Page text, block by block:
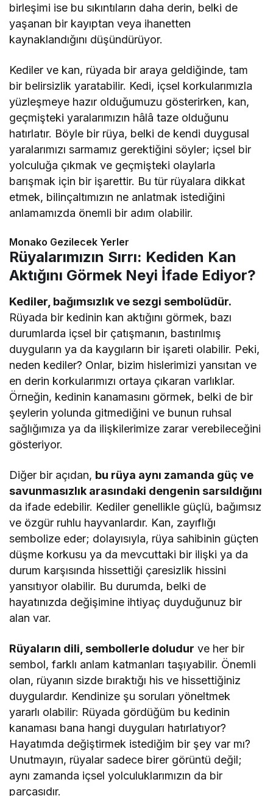
birleşimi ise bu sıkıntıların daha derin, belki de
yaşanan bir kayıptan veya ihanetten
kaynaklandığını düşündürüyor.
Kediler ve kan, rüyada bir araya geldiğinde, tam
bir belirsizlik yaratabilir. Kedi, içsel korkularımızla
yüzleşmeye hazır olduğumuzu gösterirken, kan,
geçmişteki yaralarımızın hâlâ taze olduğunu
hatırlatır. Böyle bir rüya, belki de kendi duygusal
yaralarımızı sarmamız gerektiğini söyler; içsel bir
yolculuğa çıkmak ve geçmişteki olaylarla
barışmak için bir işarettir. Bu tür rüyalara dikkat
etmek, bilinçaltımızın ne anlatmak istediğini
anlamamızda önemli bir adım olabilir.
Monako Gezilecek Yerler
Rüyalarımızın Sırrı: Kediden Kan
Aktığını Görmek Neyi İfade Ediyor?
Kediler, bağımsızlık ve sezgi sembolüdür.
Rüyada bir kedinin kan aktığını görmek, bazı
durumlarda içsel bir çatışmanın, bastırılmış
duyguların ya da kaygıların bir işareti olabilir. Peki,
neden kediler? Onlar, bizim hislerimizi yansıtan ve
en derin korkularımızı ortaya çıkaran varlıklar.
Örneğin, kedinin kanamasını görmek, belki de bir
şeylerin yolunda gitmediğini ve bunun ruhsal
sağlığımıza ya da ilişkilerimize zarar verebileceğini
gösteriyor.
Diğer bir açıdan, bu rüya aynı zamanda güç ve
savunmasızlık arasındaki dengenin sarsıldığını
da ifade edebilir. Kediler genellikle güçlü, bağımsız
ve özgür ruhlu hayvanlardır. Kan, zayıflığı
sembolize eder; dolayısıyla, rüya sahibinin güçten
düşme korkusu ya da mevcuttaki bir ilişki ya da
durum karşısında hissettiği çaresizlik hissini
yansıtıyor olabilir. Bu durumda, belki de
hayatınızda değişimine ihtiyaç duyduğunuz bir
alan var.
Rüyaların dili, sembollerle doludur ve her bir
sembol, farklı anlam katmanları taşıyabilir. Önemli
olan, rüyanın sizde bıraktığı his ve hissettiğiniz
duygulardır. Kendinize şu soruları yöneltmek
yararlı olabilir: Rüyada gördüğüm bu kedinin
kanaması bana hangi duyguları hatırlatıyor?
Hayatımda değiştirmek istediğim bir şey var mı?
Unutmayın, rüyalar sadece birer görüntü değil;
aynı zamanda içsel yolculuklarımızın da bir
parçasıdır.